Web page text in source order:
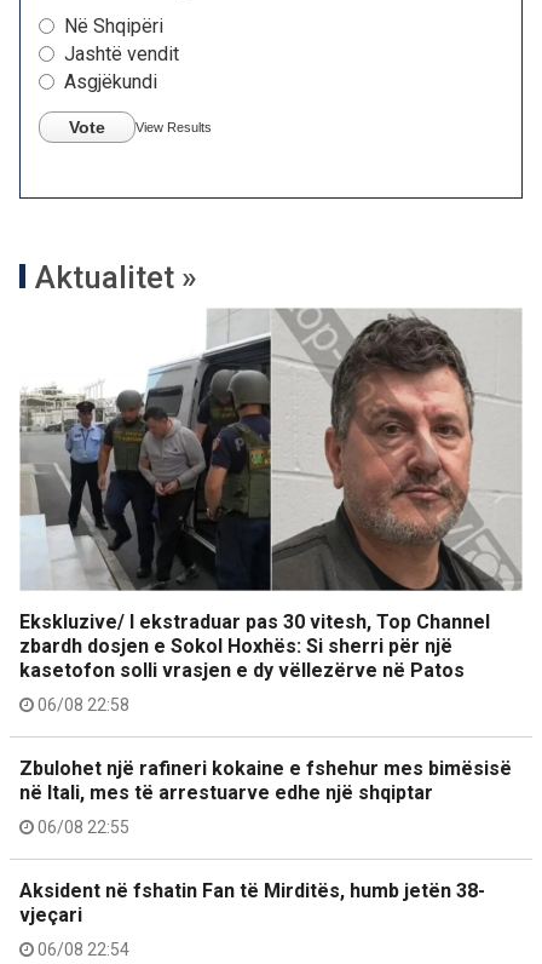
Në Shqipëri
Jashtë vendit
Asgjëkundi
Vote View Results
Aktualitet »
Ekskluzive/ I ekstraduar pas 30 vitesh, Top Channel
zbardh dosjen e Sokol Hoxhës: Si sherri për një
kasetofon solli vrasjen e dy vëllezërve në Patos
06/08 22:58
Zbulohet një rafineri kokaine e fshehur mes bimësisë
në Itali, mes të arrestuarve edhe një shqiptar
06/08 22:55
Aksident në fshatin Fan të Mirditës, humb jetën 38-
vjeçari
06/08 22:54